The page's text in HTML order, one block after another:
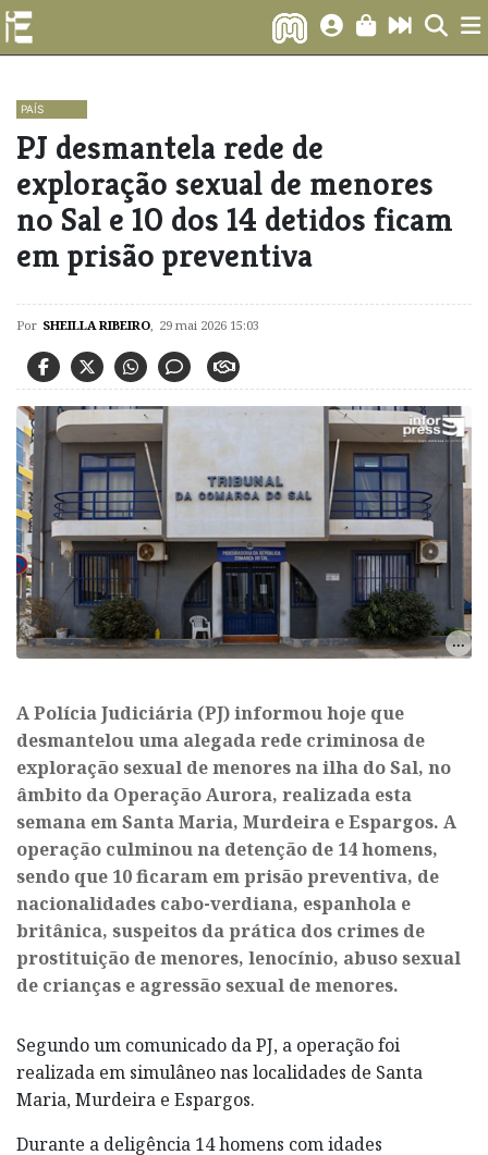
PAÍS
PJ desmantela rede de
exploração sexual de menores
no Sal e 10 dos 14 detidos ficam
em prisão preventiva
Por SHEILLA RIBEIRO, 29 mai 2026 15:03
A Polícia Judiciária (PJ) informou hoje que
desmantelou uma alegada rede criminosa de
exploração sexual de menores na ilha do Sal, no
âmbito da Operação Aurora, realizada esta
semana em Santa Maria, Murdeira e Espargos. A
operação culminou na detenção de 14 homens,
sendo que 10 ficaram em prisão preventiva, de
nacionalidades cabo-verdiana, espanhola e
britânica, suspeitos da prática dos crimes de
prostituição de menores, lenocínio, abuso sexual
de crianças e agressão sexual de menores.
Segundo um comunicado da PJ, a operação foi
realizada em simulâneo nas localidades de Santa
Maria, Murdeira e Espargos.
Durante a deligência 14 homens com idades